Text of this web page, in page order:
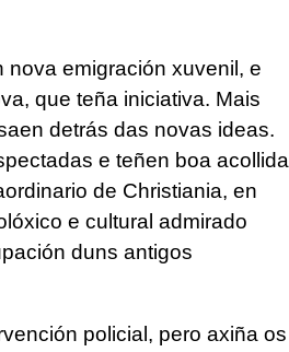
emigración xuvenil, e
que teña iniciativa. Mais
detrás das novas ideas.
e teñen boa acollida
de Christiania, en
e cultural admirado
duns antigos
policial, pero axiña os